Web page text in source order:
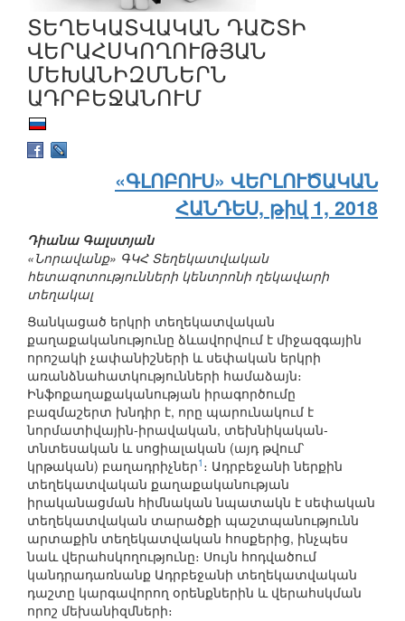
ՏԵՂԵԿԱՏՎԱԿԱՆ ԴԱՇՏԻ
ՎԵՐԱՀՍԿՈՂՈՒԹՅԱՆ
ՄԵԽԱՆԻԶՄՆԵՐՆ
ԱԴՐԲԵՋԱՆՈՒՄ
«ԳԼՈԲՈՒՍ» ՎԵՐԼՈՒԾԱԿԱՆ
ՀԱՆԴԵՍ, թիվ 1, 2018
Դիանա Գալստյան
«Նորավանք» ԳԿՀ Տեղեկատվական
հետազոտությունների կենտրոնի ղեկավարի
տեղակալ
Ցանկացած երկրի տեղեկատվական
քաղաքականությունը ձևավորվում է միջազգային
որոշակի չափանիշների և սեփական երկրի
առանձնահատկությունների համաձայն։
Ինֆոքաղաքականության իրագործումը
բազմաշերտ խնդիր է, որը պարունակում է
նորմատիվային-իրավական, տեխնիկական-
տնտեսական և սոցիալական (այդ թվում՝
կրթական) բաղադրիչներ1 ։ Ադրբեջանի ներքին
տեղեկատվական քաղաքականության
իրականացման հիմնական նպատակն է սեփական
տեղեկատվական տարածքի պաշտպանությունն
արտաքին տեղեկատվական հոսքերից, ինչպես
նաև վերահսկողությունը։ Սույն հոդվածում
կանդրադառնանք Ադրբեջանի տեղեկատվական
դաշտը կարգավորող օրենքներին և վերահսկման
որոշ մեխանիզմների։